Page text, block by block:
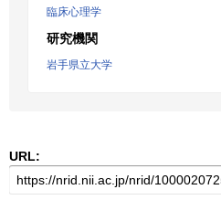
臨床心理学
研究機関
岩手県立大学
URL: